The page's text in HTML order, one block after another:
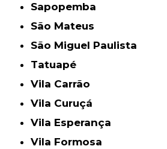
Sapopemba
São Mateus
São Miguel Paulista
Tatuapé
Vila Carrão
Vila Curuçá
Vila Esperança
Vila Formosa